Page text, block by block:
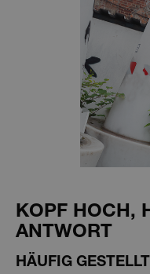
KOPF HOCH,
ANTWORT
HÄUFIG